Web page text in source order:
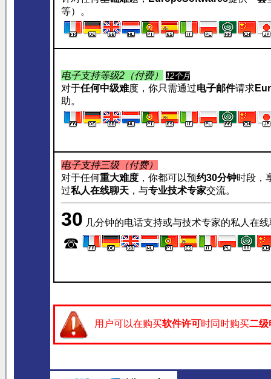
等）。
电子支持等级2（付费） 12个月
对于任何中级难度，你只需通过电子邮件请求
助。
电子支持三级（付费）
对于任何重大难度 ，你都可以预约30分钟时段，
过私人在线聊天 ，与专业技术专家交流。
30 几分钟的电话支持或与技术专家的私人在
☎
用户可以在购买软件许可时同时购买二级